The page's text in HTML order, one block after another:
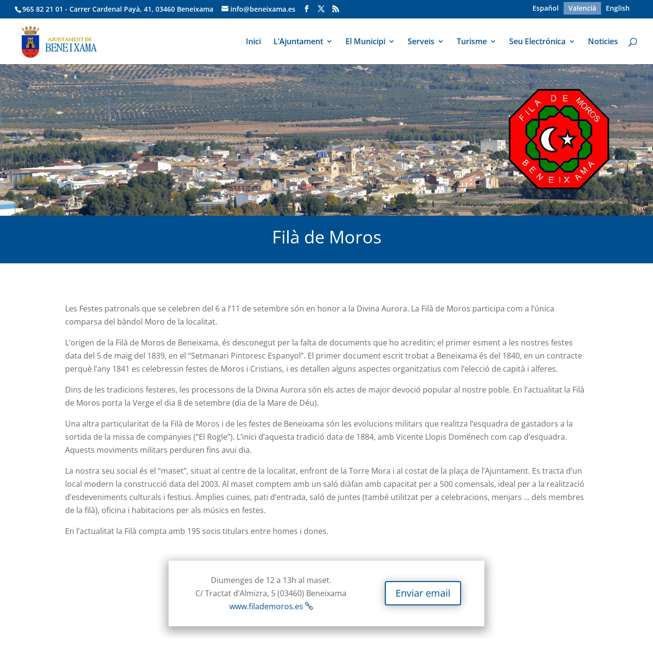
965 82 21 01 - Carrer Cardenal Payà, 41, 03460 Beneixama info@beneixama.es Español Valencià English
Inici L’Ajuntament El Municipi Serveis Turisme Seu Electrónica Noticies
Filà de Moros
Les Festes patronals que se celebren del 6 a l’11 de setembre són en honor a la Divina Aurora. La Filà de Moros participa com a l’única
comparsa del bàndol Moro de la localitat.
L’origen de la Filà de Moros de Beneixama, és desconegut per la falta de documents que ho acreditin; el primer esment a les nostres festes
data del 5 de maig del 1839, en el “Setmanari Pintoresc Espanyol”. El primer document escrit trobat a Beneixama és del 1840, en un contracte
perquè l’any 1841 es celebressin festes de Moros i Cristians, i es detallen alguns aspectes organitzatius com l’elecció de capità i alferes.
Dins de les tradicions festeres, les processons de la Divina Aurora són els actes de major devoció popular al nostre poble. En l’actualitat la Filà
de Moros porta la Verge el dia 8 de setembre (dia de la Mare de Déu).
Una altra particularitat de la Filà de Moros i de les festes de Beneixama són les evolucions militars que realitza l’esquadra de gastadors a la
sortida de la missa de companyies (“El Rogle”). L’inici d’aquesta tradició data de 1884, amb Vicente Llopis Doménech com cap d’esquadra.
Aquests moviments militars perduren fins avui dia.
La nostra seu social és el “maset”, situat al centre de la localitat, enfront de la Torre Mora i al costat de la plaça de l’Ajuntament. Es tracta d’un
local modern la construcció data del 2003. Al maset comptem amb un saló diàfan amb capacitat per a 500 comensals, ideal per a la realització
d’esdeveniments culturals i festius. Àmplies cuines, pati d’entrada, saló de juntes (també utilitzat per a celebracions, menjars … dels membres
de la filà), oficina i habitacions per als músics en festes.
En l’actualitat la Filà compta amb 195 socis titulars entre homes i dones.
Diumenges de 12 a 13h al maset.
C/ Tractat d’Almizra, 5 (03460) Beneixama
www.filademoros.es 
Enviar email